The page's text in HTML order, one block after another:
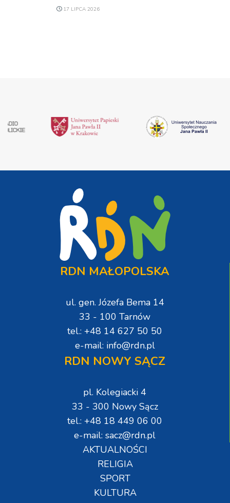
17 LIPCA 2026
RDN MAŁOPOLSKA
ul. gen. Józefa Bema 14
33 - 100 Tarnów
tel.: +48 14 627 50 50
e-mail: info@rdn.pl
RDN NOWY SĄCZ
pl. Kolegiacki 4
33 - 300 Nowy Sącz
tel.: +48 18 449 06 00
e-mail: sacz@rdn.pl
AKTUALNOŚCI
RELIGIA
SPORT
KULTURA